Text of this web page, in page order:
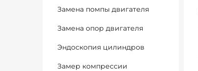
Замена помпы двигателя
Замена опор двигателя
Эндоскопия цилиндров
Замер компрессии